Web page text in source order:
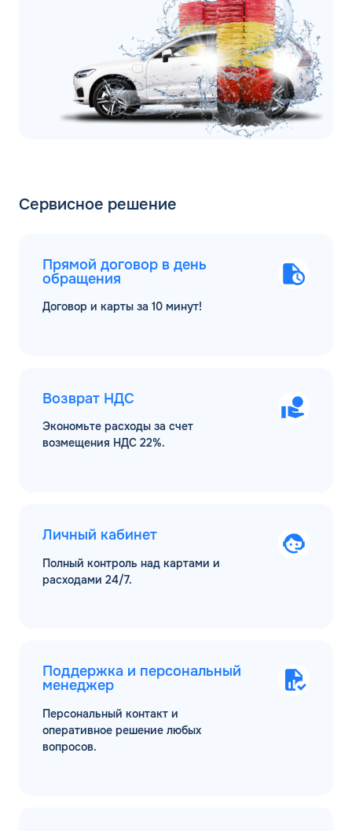
Сервисное решение
Прямой договор в день
обращения
Договор и карты за 10 минут!
Возврат НДС
Экономьте расходы за счет
возмещения НДС 22%.
Личный кабинет
Полный контроль над картами и
расходами 24/7.
Поддержка и персональный
менеджер
Персональный контакт и
оперативное решение любых
вопросов.